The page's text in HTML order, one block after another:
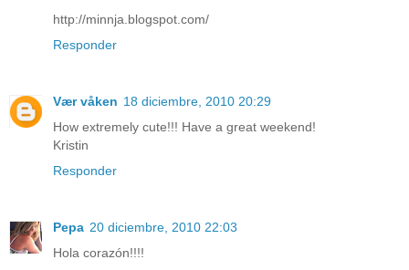
http://minnja.blogspot.com/
Responder
Vær våken 18 diciembre, 2010 20:29
How extremely cute!!! Have a great weekend!
Kristin
Responder
Pepa 20 diciembre, 2010 22:03
Hola corazón!!!!